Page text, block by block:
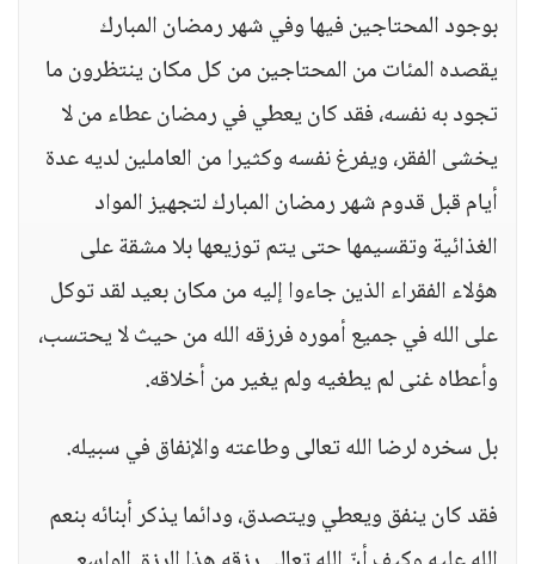
بوجود المحتاجين فيها وفي شهر رمضان المبارك
يقصده المئات من المحتاجين من كل مكان ينتظرون ما
تجود به نفسه، فقد كان يعطي في رمضان عطاء من لا
يخشى الفقر، ويفرغ نفسه وكثيرا من العاملين لديه عدة
أيام قبل قدوم شهر رمضان المبارك لتجهيز المواد
الغذائية وتقسيمها حتى يتم توزيعها بلا مشقة على
هؤلاء الفقراء الذين جاءوا إليه من مكان بعيد لقد توكل
على الله في جميع أموره فرزقه الله من حيث لا يحتسب،
وأعطاه غنى لم يطغيه ولم يغير من أخلاقه.
بل سخره لرضا الله تعالى وطاعته والإنفاق في سبيله.
فقد كان ينفق ويعطي ويتصدق، ودائما يذكر أبنائه بنعم